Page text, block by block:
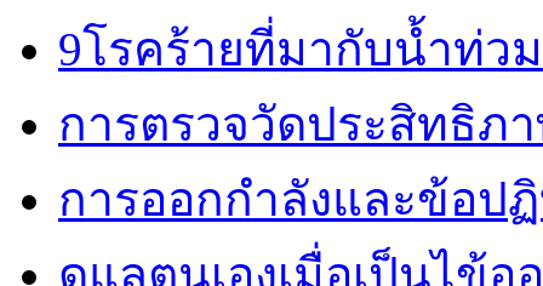
9โรคร้ายที่มากับน้ำท่วม
การตรวจวัดประสิทธิภ
การออกกำลังและข้อป
ดูแลตนเองเมื่อเป็นไข้อ